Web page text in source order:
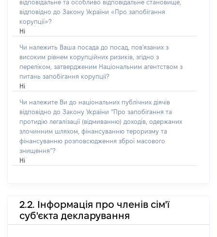
відповідальне та особливо відповідальне становище,
відповідно до Закону України «Про запобігання
корупції»?
Ні
Чи належить Ваша посада до посад, пов'язаних з
високим рівнем корупційних ризиків, згідно з
переліком, затвердженим Національним агентством з
питань запобігання корупції?
Ні
Чи належите Ви до національних публічних діячів
відповідно до Закону України “Про запобігання та
протидію легалізації (відмиванню) доходів, одержаних
злочинним шляхом, фінансуванню тероризму та
фінансуванню розповсюдження зброї масового
знищення”?
Ні
2.2. Інформація про членів сім'ї
суб'єкта декларування